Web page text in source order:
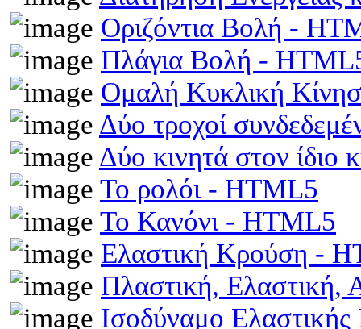
Οριζόντια Βολή -
Πλάγια Βολή -
Ομαλή Κυκλική
Δύο τροχοί
Δύο κινητά στον
Το ρολόι - HTML5
Το Κανόνι - HTML5
Ελαστική Κρούση -
Πλαστική,
Ισοδύναμο